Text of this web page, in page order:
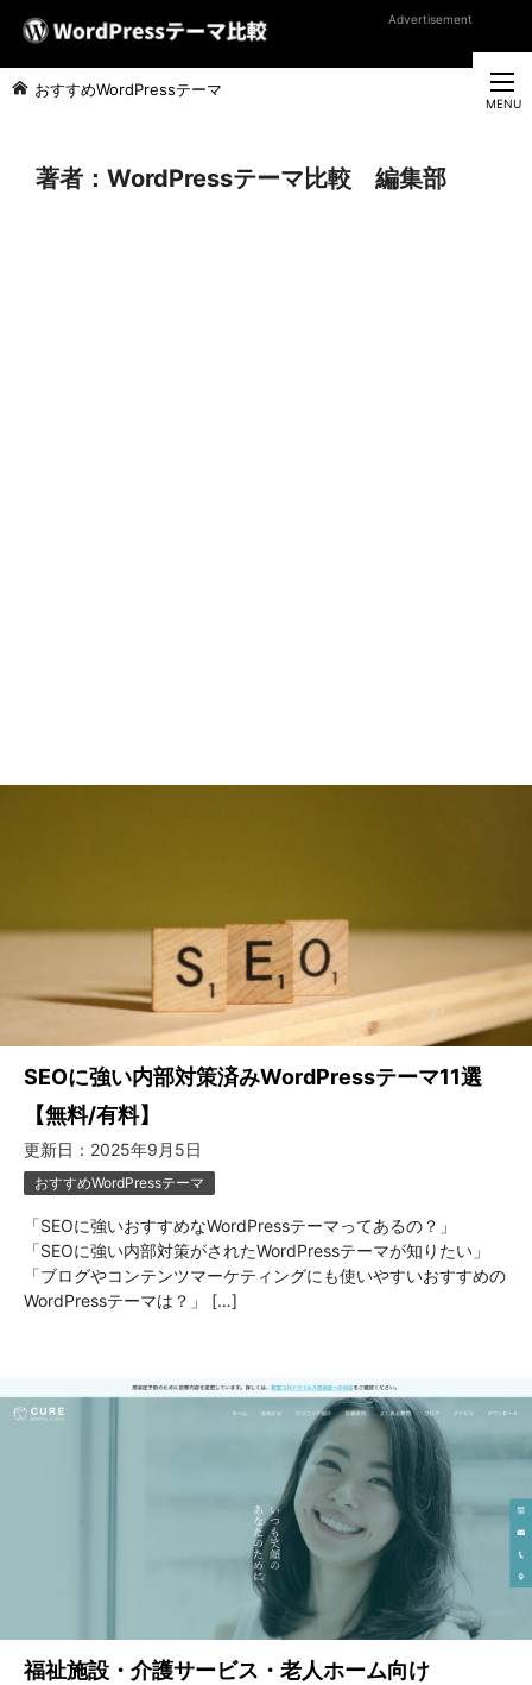
Advertisement
おすすめWordPressテーマ
著者：WordPressテーマ比較 編集部
SEOに強い内部対策済みWordPressテーマ11選
【無料/有料】
更新日： 2025年9月5日
おすすめWordPressテーマ
「SEOに強いおすすめなWordPressテーマってあるの？」
「SEOに強い内部対策がされたWordPressテーマが知りたい」
「ブログやコンテンツマーケティングにも使いやすいおすすめの
WordPressテーマは？」 […]
福祉施設・介護サービス・老人ホーム向け